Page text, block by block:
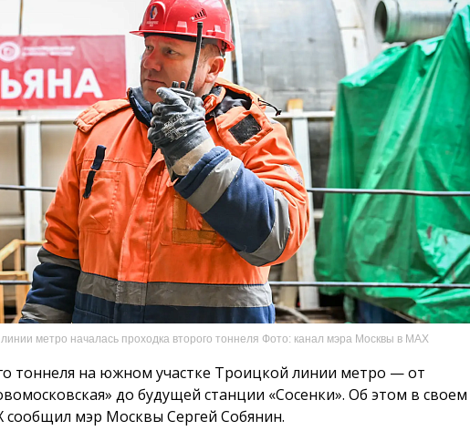
метро началась проходка второго тоннеля Фото: канал мэра Москвы в MAX
тоннеля на южном участке Троицкой линии метро — от
до будущей станции «Сосенки». Об этом в своем
сообщил мэр Москвы Сергей Собянин.